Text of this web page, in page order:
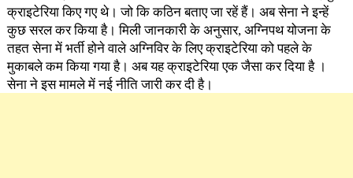
क्राइटेरिया किए गए थे। जो कि कठिन बताए जा रहें हैं। अब सेना ने इन्हें
कुछ सरल कर किया है। मिली जानकारी के अनुसार, अग्निपथ योजना के
तहत सेना में भर्ती होने वाले अग्निविर के लिए क्राइटेरिया को पहले के
मुकाबले कम किया गया है। अब यह क्राइटेरिया एक जैसा कर दिया है ।
सेना ने इस मामले में नई नीति जारी कर दी है।